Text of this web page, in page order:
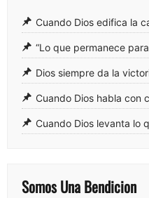
Cuando Dios edifica la
“Lo que permanece
Dios siempre da la
Cuando Dios habla con
Cuando Dios levanta lo
Somos Una Bendicion